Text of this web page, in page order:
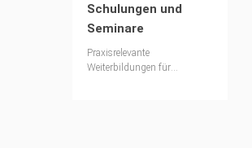
Schulungen und
Seminare
Praxisrelevante
Weiterbildungen für